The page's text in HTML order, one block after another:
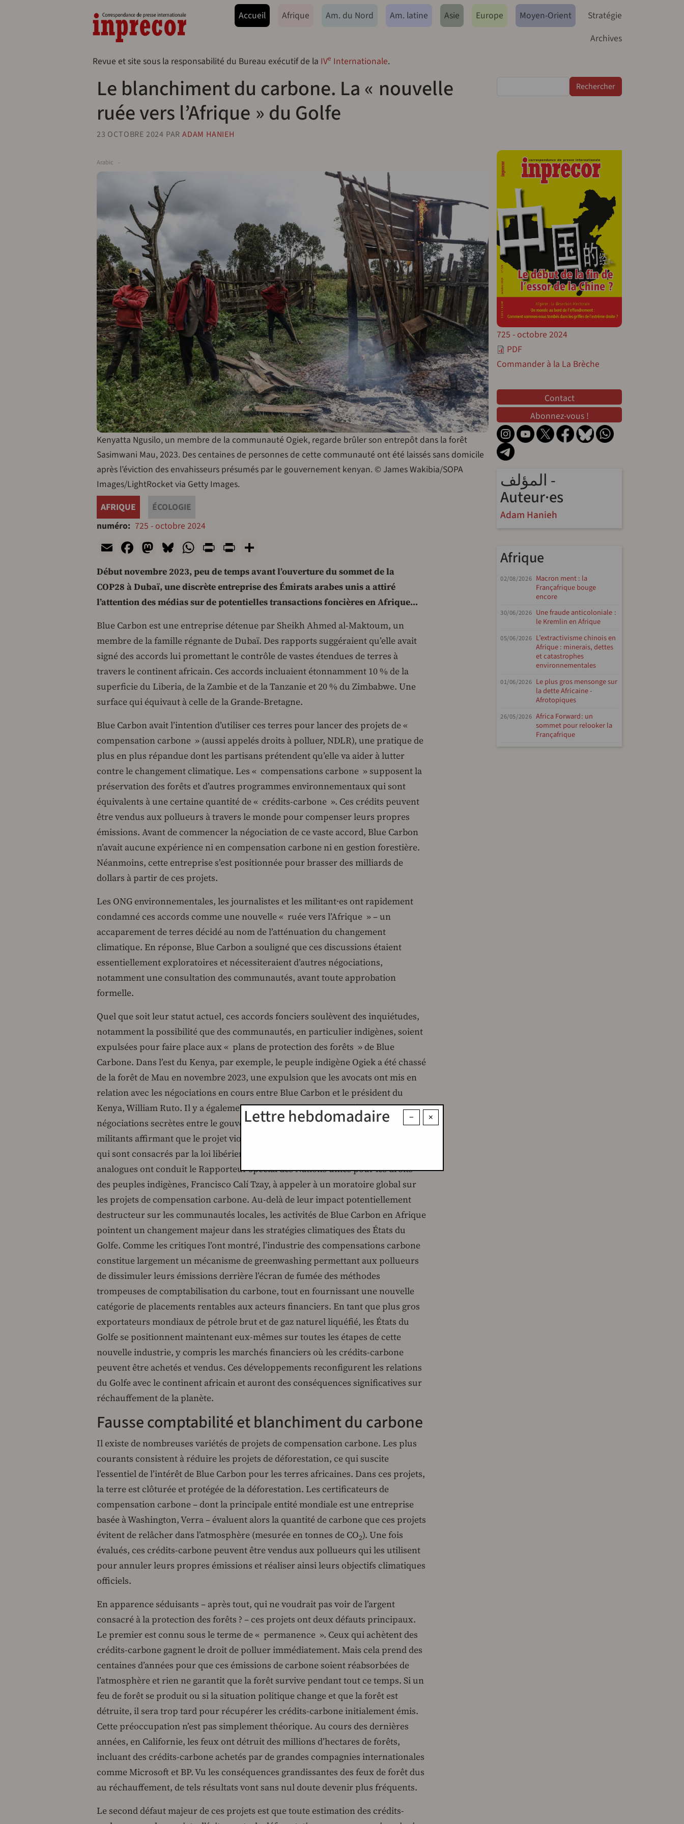
Navegação principal
Accueil Afrique Am. du Nord Am. latine Asie Europe Moyen-Orient
Stratégie
Archives
Revue et site sous la responsabilité du Bureau exécutif de la IVe Internationale.
Le blanchiment du carbone. La « nouvelle
ruée vers l’Afrique » du Golfe
23 OCTOBRE 2024 PARADAM HANIEH
Arabic
Kenyatta Ngusilo, un membre de la communauté Ogiek, regarde brûler son entrepôt dans la forêt
Sasimwani Mau, 2023. Des centaines de personnes de cette communauté ont été laissés sans domicile
après l’éviction des envahisseurs présumés par le gouvernement kenyan. © James Wakibia/SOPA
Images/LightRocket via Getty Images.
AFRIQUE
ÉCOLOGIE
numéro 725 - octobre 2024
EmailFacebook
Mastodon
Bluesky
WhatsApp
PrintPrintFriendly
Début novembre 2023, peu de temps avant l’ouverture du sommet de la
COP28 à Dubaï, une discrète entreprise des Émirats arabes unis a attiré
l’attention des médias sur de potentielles transactions foncières en Afrique…
Blue Carbon est une entreprise détenue par Sheikh Ahmed al-Maktoum, un
membre de la famille régnante de Dubaï. Des rapports suggéraient qu’elle avait
signé des accords lui promettant le contrôle de vastes étendues de terres à
travers le continent africain. Ces accords incluaient étonnamment 10 % de la
superficie du Liberia, de la Zambie et de la Tanzanie et 20 % du Zimbabwe. Une
surface qui équivaut à celle de la Grande-Bretagne.
Blue Carbon avait l’intention d’utiliser ces terres pour lancer des projets de «
compensation carbone » (aussi appelés droits à polluer, NDLR), une pratique de
plus en plus répandue dont les partisans prétendent qu’elle va aider à lutter
contre le changement climatique. Les « compensations carbone » supposent la
préservation des forêts et d’autres programmes environnementaux qui sont
équivalents à une certaine quantité de « crédits-carbone ». Ces crédits peuvent
être vendus aux pollueurs à travers le monde pour compenser leurs propres
émissions. Avant de commencer la négociation de ce vaste accord, Blue Carbon
n’avait aucune expérience ni en compensation carbone ni en gestion forestière.
Néanmoins, cette entreprise s’est positionnée pour brasser des milliards de
dollars à partir de ces projets.
Les ONG environnementales, les journalistes et les militant·es ont rapidement
condamné ces accords comme une nouvelle « ruée vers l’Afrique » – un
accaparement de terres décidé au nom de l’atténuation du changement
climatique. En réponse, Blue Carbon a souligné que ces discussions étaient
essentiellement exploratoires et nécessiteraient d’autres négociations,
notamment une consultation des communautés, avant toute approbation
formelle.
Quel que soit leur statut actuel, ces accords fonciers soulèvent des inquiétudes,
notamment la possibilité que des communautés, en particulier indigènes, soient
expulsées pour faire place aux « plans de protection des forêts » de Blue
Carbone. Dans l’est du Kenya, par exemple, le peuple indigène Ogiek a été chassé
de la forêt de Mau en novembre 2023, une expulsion que les avocats ont mis en
relation avec les négociations en cours entre Blue Carbon et le président du
Kenya, William Ruto. Il y a également eu des manifestations après les
négociations secrètes entre le gouvernement du Liberia et Blue Carbon, les
militants affirmant que le projet viole les droits fonciers des peuples indigènes
qui sont consacrés par la loi libérienne. Des cas d’expulsions des terres
analogues ont conduit le Rapporteur spécial des Nations unies pour les droits
des peuples indigènes, Francisco Calí Tzay, à appeler à un moratoire global sur
les projets de compensation carbone. Au-delà de leur impact potentiellement
destructeur sur les communautés locales, les activités de Blue Carbon en Afrique
pointent un changement majeur dans les stratégies climatiques des États du
Golfe. Comme les critiques l’ont montré, l’industrie des compensations carbone
constitue largement un mécanisme de greenwashing permettant aux pollueurs
de dissimuler leurs émissions derrière l’écran de fumée des méthodes
trompeuses de comptabilisation du carbone, tout en fournissant une nouvelle
catégorie de placements rentables aux acteurs financiers. En tant que plus gros
exportateurs mondiaux de pétrole brut et de gaz naturel liquéfié, les États du
Golfe se positionnent maintenant eux-mêmes sur toutes les étapes de cette
nouvelle industrie, y compris les marchés financiers où les crédits-carbone
peuvent être achetés et vendus. Ces développements reconfigurent les relations
du Golfe avec le continent africain et auront des conséquences significatives sur
réchauffement de la planète.
Fausse comptabilité et blanchiment du carbone
Il existe de nombreuses variétés de projets de compensation carbone. Les plus
courants consistent à réduire les projets de déforestation, ce qui suscite
l’essentiel de l’intérêt de Blue Carbon pour les terres africaines. Dans ces projets,
la terre est clôturée et protégée de la déforestation. Les certificateurs de
compensation carbone – dont la principale entité mondiale est une entreprise
basée à Washington, Verra – évaluent alors la quantité de carbone que ces projets
évitent de relâcher dans l’atmosphère (mesurée en tonnes de CO2). Une fois
évalués, ces crédits-carbone peuvent être vendus aux pollueurs qui les utilisent
pour annuler leurs propres émissions et réaliser ainsi leurs objectifs climatiques
officiels.
En apparence séduisants – après tout, qui ne voudrait pas voir de l’argent
consacré à la protection des forêts ? – ces projets ont deux défauts principaux.
Le premier est connu sous le terme de « permanence ». Ceux qui achètent des
crédits-carbone gagnent le droit de polluer immédiatement. Mais cela prend des
centaines d’années pour que ces émissions de carbone soient réabsorbées de
l’atmosphère et rien ne garantit que la forêt survive pendant tout ce temps. Si un
feu de forêt se produit ou si la situation politique change et que la forêt est
détruite, il sera trop tard pour récupérer les crédits-carbone initialement émis.
Cette préoccupation n’est pas simplement théorique. Au cours des dernières
années, en Californie, les feux ont détruit des millions d’hectares de forêts,
incluant des crédits-carbone achetés par de grandes compagnies internationales
comme Microsoft et BP. Vu les conséquences grandissantes des feux de forêt dus
au réchauffement, de tels résultats vont sans nul doute devenir plus fréquents.
Le second défaut majeur de ces projets est que toute estimation des crédits-
×
−
Lettre hebdomadaire
725 - octobre 2024
PDF
Commander à la La Brèche
Contact
Abonnez-vous !
المؤلف -
Auteur·es
Adam Hanieh
Afrique
02/08/2026 Macron ment : la
Françafrique bouge
encore
30/06/2026 Une fraude anticoloniale :
le Kremlin en Afrique
05/06/2026 L’extractivisme chinois en
Afrique : minerais, dettes
et catastrophes
environnementales
01/06/2026 Le plus gros mensonge sur
la dette Africaine -
Afrotopiques
26/05/2026 Africa Forward : un
sommet pour relooker la
Françafrique